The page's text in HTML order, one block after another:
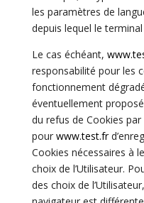
les paramètres de
depuis lequel le
Le cas échéant,
responsabilité pour les
fonctionnement
éventuellement
du refus de Cookies par
pour www.test.frd’
Cookies nécessaires à
choix de l’Utilisateur.
des choix de